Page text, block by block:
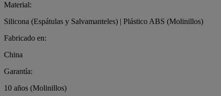
Material:
Silicona (Espátulas y Salvamanteles) | Plástico ABS (Molinillos)
Fabricado en:
China
Garantía:
10 años (Molinillos)